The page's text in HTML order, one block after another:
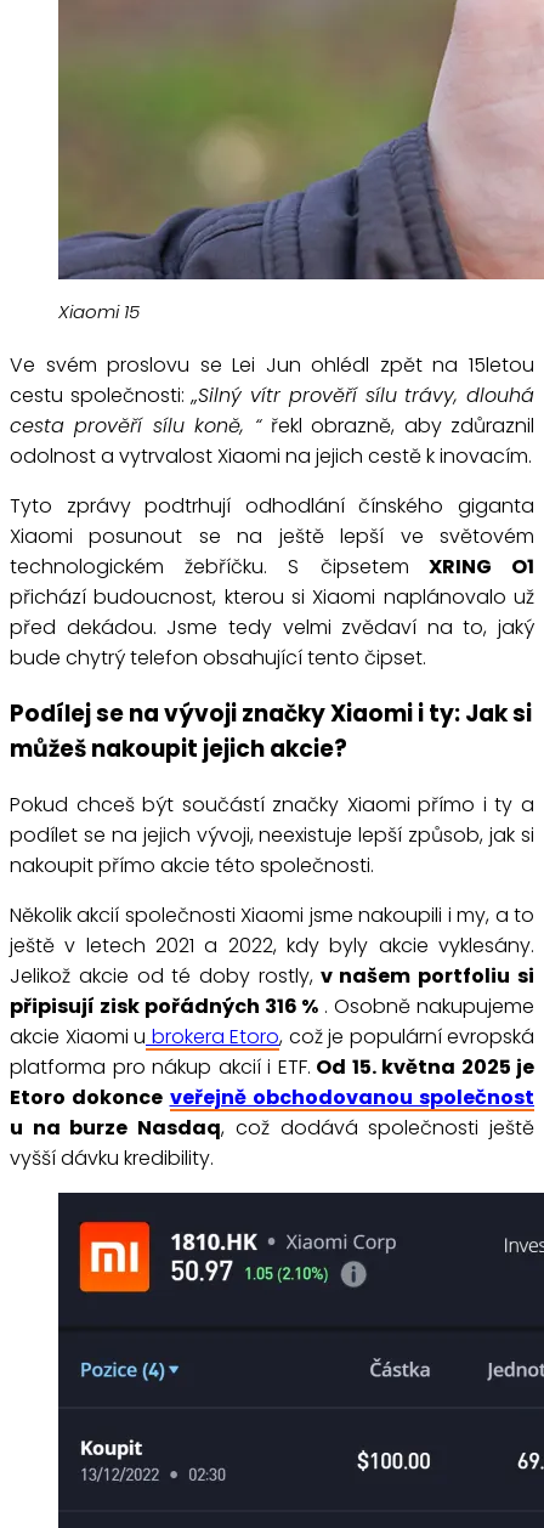
Xiaomi 15
Ve svém proslovu se Lei Jun ohlédl zpět na 15letou
cestu společnosti: „Silný vítr prověří sílu trávy, dlouhá
cesta prověří sílu koně, “řekl obrazně, aby zdůraznil
odolnost a vytrvalost Xiaomi na jejich cestě k inovacím.
Tyto zprávy podtrhují odhodlání čínského giganta
Xiaomi posunout se na ještě lepší ve světovém
technologickém žebříčku. S čipsetem XRING O1
přichází budoucnost, kterou si Xiaomi naplánovalo už
před dekádou. Jsme tedy velmi zvědaví na to, jaký
bude chytrý telefon obsahující tento čipset.
Podílej se na vývoji značky Xiaomi i ty: Jak si
můžeš nakoupit jejich akcie?
Pokud chceš být součástí značky Xiaomi přímo i ty a
podílet se na jejich vývoji, neexistuje lepší způsob, jak si
nakoupit přímo akcie této společnosti.
Několik akcií společnosti Xiaomi jsme nakoupili i my, a to
ještě v letech 2021 a 2022, kdy byly akcie vyklesány.
Jelikož akcie od té doby rostly,v našem portfoliu si
připisují zisk pořádných 316 % . Osobně nakupujeme
akcie Xiaomi u brokera Etoro, což je populární evropská
platforma pro nákup akcií i ETF. Od 15. května 2025 je
Etoro dokonce veřejně obchodovanou společnost
u na burze Nasdaq, což dodává společnosti ještě
vyšší dávku kredibility.